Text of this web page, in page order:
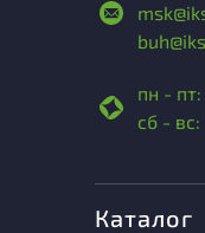
пн - пт:
сб - вс:
Каталог